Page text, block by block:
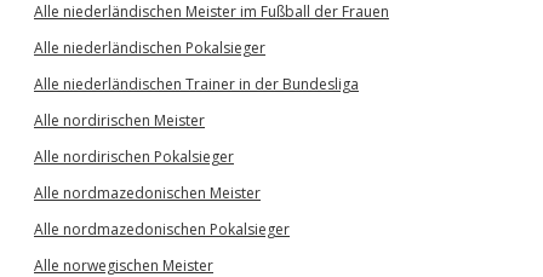
Alle niederländischen Meister im Fußball der Frauen
Alle niederländischen Pokalsieger
Alle niederländischen Trainer in der Bundesliga
Alle nordirischen Meister
Alle nordirischen Pokalsieger
Alle nordmazedonischen Meister
Alle nordmazedonischen Pokalsieger
Alle norwegischen Meister